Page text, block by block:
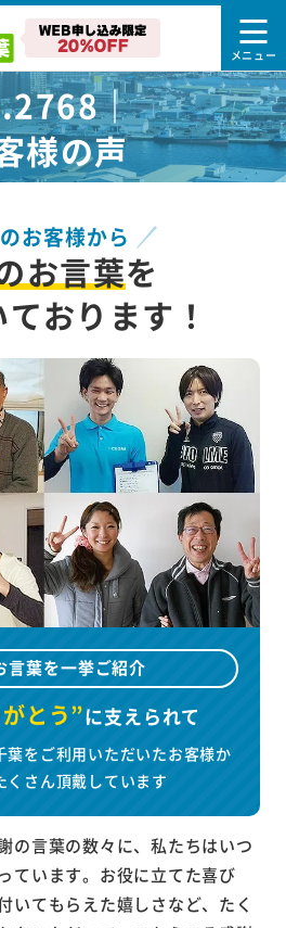
｜
様の声
お客様から
お言葉を
おります！
言葉を一挙ご紹介
とう”に支えられて
葉をご利用いただいたお客様か
くさん頂戴しています
の言葉の数々に、私たちはいつ
ています。お役に立てた喜び
いてもらえた嬉しさなど、たく